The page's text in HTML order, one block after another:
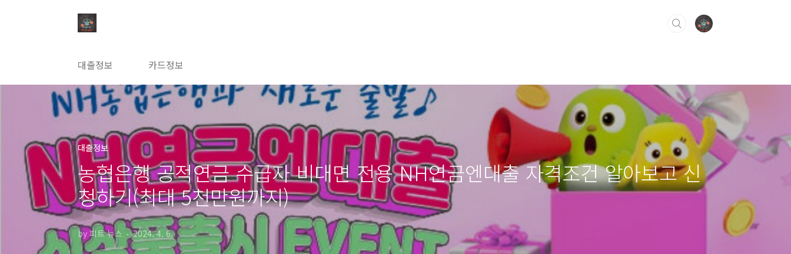
대출정보 카드정보
대출정보
농협은행 공적연금 수급자 비대면 전용 NH연금엔대출 자격조건 알아보고 신
청하기(최대 5천만원까지)
by 피트 뉴스 2024. 4. 6.